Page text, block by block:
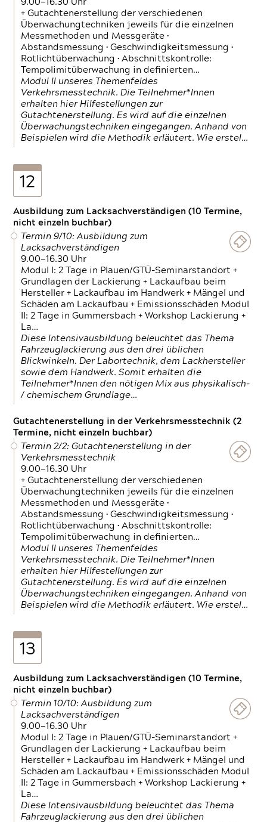
9.00—16.30 Uhr
+ Gutachtenerstellung der verschiedenen
Überwachungtechniken jeweils für die einzelnen
Messmethoden und Messgeräte •
Abstandsmessung • Geschwindigkeitsmessung •
Rotlichtüberwachung • Abschnittskontrolle:
Tempolimitüberwachung in definierten…
Modul II unseres Themenfeldes
Verkehrsmesstechnik. Die Teilnehmer*Innen
erhalten hier Hilfestellungen zur
Gutachtenerstellung. Es wird auf die einzelnen
Überwachungstechniken eingegangen. Anhand von
Beispielen wird die Methodik erläutert. Wie erstel…
12
Ausbildung zum Lacksachverständigen (10 Termine,
nicht einzeln buchbar)
Termin 9/10: Ausbildung zum
Lacksachverständigen
9.00—16.30 Uhr
Modul I: 2 Tage in Plauen/GTÜ-Seminarstandort +
Grundlagen der Lackierung + Lackaufbau beim
Hersteller + Lackaufbau im Handwerk + Mängel und
Schäden am Lackaufbau + Emissionsschäden Modul
II: 2 Tage in Gummersbach + Workshop Lackierung +
La…
Diese Intensivausbildung beleuchtet das Thema
Fahrzeuglackierung aus den drei üblichen
Blickwinkeln. Der Labortechnik, dem Lackhersteller
sowie dem Handwerk. Somit erhalten die
Teilnehmer*Innen den nötigen Mix aus physikalisch-
/ chemischem Grundlage…
Gutachtenerstellung in der Verkehrsmesstechnik (2
Termine, nicht einzeln buchbar)
Termin 2/2: Gutachtenerstellung in der
Verkehrsmesstechnik
9.00—16.30 Uhr
+ Gutachtenerstellung der verschiedenen
Überwachungtechniken jeweils für die einzelnen
Messmethoden und Messgeräte •
Abstandsmessung • Geschwindigkeitsmessung •
Rotlichtüberwachung • Abschnittskontrolle:
Tempolimitüberwachung in definierten…
Modul II unseres Themenfeldes
Verkehrsmesstechnik. Die Teilnehmer*Innen
erhalten hier Hilfestellungen zur
Gutachtenerstellung. Es wird auf die einzelnen
Überwachungstechniken eingegangen. Anhand von
Beispielen wird die Methodik erläutert. Wie erstel…
13
Ausbildung zum Lacksachverständigen (10 Termine,
nicht einzeln buchbar)
Termin 10/10: Ausbildung zum
Lacksachverständigen
9.00—16.30 Uhr
Modul I: 2 Tage in Plauen/GTÜ-Seminarstandort +
Grundlagen der Lackierung + Lackaufbau beim
Hersteller + Lackaufbau im Handwerk + Mängel und
Schäden am Lackaufbau + Emissionsschäden Modul
II: 2 Tage in Gummersbach + Workshop Lackierung +
La…
Diese Intensivausbildung beleuchtet das Thema
Fahrzeuglackierung aus den drei üblichen